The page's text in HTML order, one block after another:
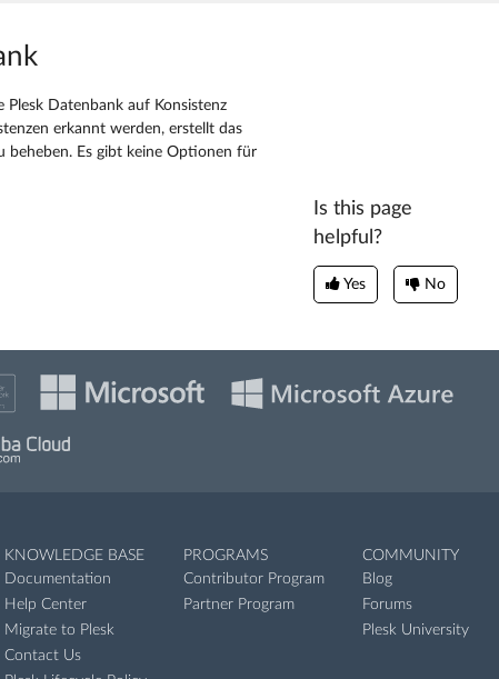
Plesk Datenbank auf Konsistenz
erkannt werden, erstellt das
beheben. Es gibt keine Optionen für
Is this page
helpful?
Yes No
KNOWLEDGE BASE
Documentation
Help Center
Migrate to Plesk
Contact Us
PROGRAMS
Contributor Program
Partner Program
COMMUNITY
Blog
Forums
Plesk University